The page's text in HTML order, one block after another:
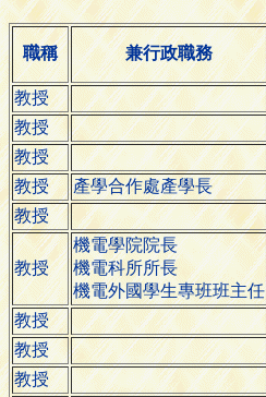
職稱 兼行政職務
教授
教授
教授
教授
產學合作處產學長
教授
教授
機電學院院長
機電科所所長
機電外國學生專班班主任
教授
教授
教授